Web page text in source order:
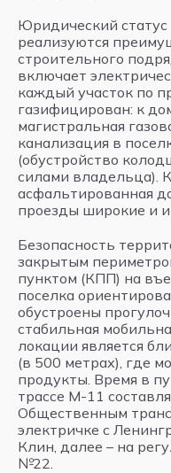
Юридический
реализуются
строительного
включает
каждый участок по
газифицирован: к
магистральная
канализация в
(обустройство
силами владельца).
асфальтированная
проезды широкие и
Безопасность
закрытым
пунктом (КПП) на
поселка
обустроены
стабильная
локации является
(в 500 метрах), где
продукты. Время в
трассе М-11
Общественным
электричке с
Клин, далее – на
№22.